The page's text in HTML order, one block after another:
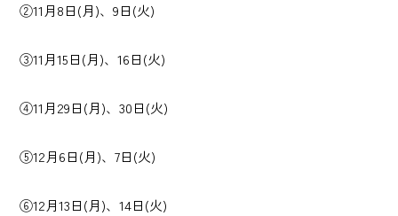
②11月8日(月)、9日(火)
③11月15日(月)、16日(火)
④11月29日(月)、30日(火)
⑤12月6日(月)、7日(火)
⑥12月13日(月)、14日(火)